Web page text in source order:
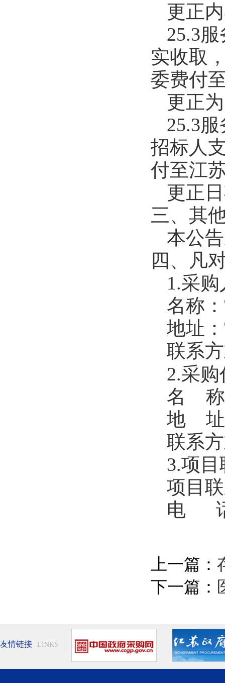
更正
25.3
实收取
委费付
更正
25.3
招标人
付至江
更正
三、其
本公
四、凡
1.采
名称
地址
联系
2.采
名
地
联系
3.项
项目
电
上一篇：
下一篇：
友情链接 LINKS